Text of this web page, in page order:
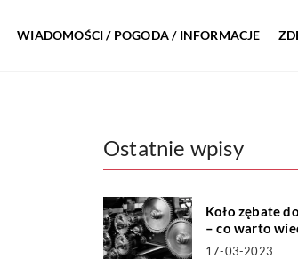
WIADOMOŚCI / POGODA / INFORMACJE
Ostatnie wpisy
Koło zębate
– co warto
17-03-2023